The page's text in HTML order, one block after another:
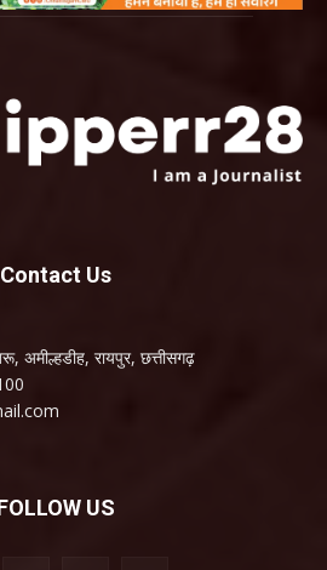
Contact Us
अमील्हडीह, रायपुर, छत्तीसगढ़
US